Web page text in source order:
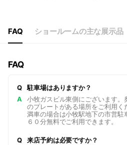
火曜祝日の場合は営業します。お盆・
FAQ ショールームの主な展示品
FAQ
Q
駐車場はありますか？
A
小牧ガスビル東側にございます。
のプレートがある場所をご利用く
満車の場合は小牧駅地下の市営駐
６０分無料でご利用できます。
Q 来店予約は必要ですか？